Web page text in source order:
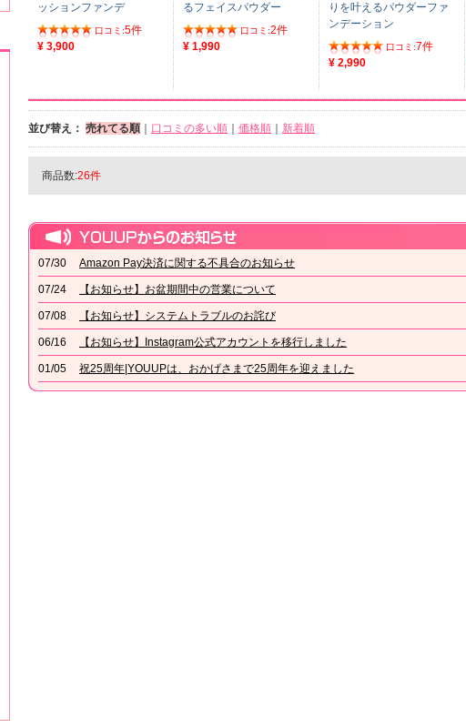
ッションファンデ
口コミ:5件
¥ 3,900
るフェイスパウダー
口コミ:2件
¥ 1,990
りを叶えるパウダーファ
ンデーション
口コミ:7件
¥ 2,990
並び替え： 売れてる順 口コミの多い順 価格順 新着順
商品数:26件
07/30 Amazon Pay決済に関する不具合のお知らせ
07/24 【お知らせ】お盆期間中の営業について
07/08 【お知らせ】システムトラブルのお詫び
06/16 【お知らせ】Instagram公式アカウントを移行しました
01/05 祝25周年|YOUUPは、おかげさまで25周年を迎えました